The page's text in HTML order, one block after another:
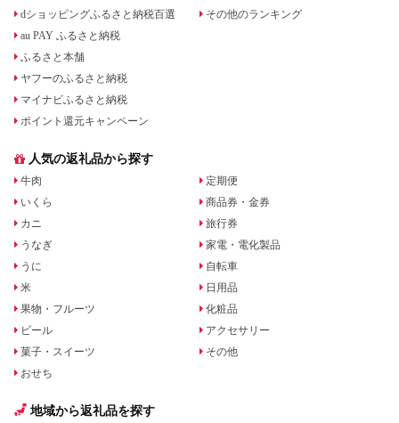
dショッピングふるさと納税百選
au PAY ふるさと納税
ふるさと本舗
ヤフーのふるさと納税
マイナビふるさと納税
ポイント還元キャンペーン
その他のランキング
人気の返礼品から探す
牛肉
いくら
カニ
うなぎ
うに
米
果物・フルーツ
ビール
菓子・スイーツ
おせち
定期便
商品券・金券
旅行券
家電・電化製品
自転車
日用品
化粧品
アクセサリー
その他
地域から返礼品を探す